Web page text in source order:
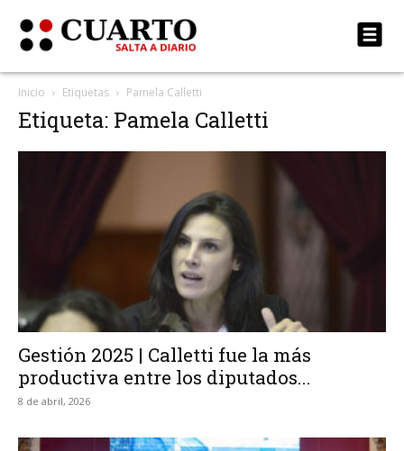
Inicio Etiquetas Pamela Calletti
Etiqueta: Pamela Calletti
Gestión 2025 | Calletti fue la más
productiva entre los diputados...
8 de abril, 2026